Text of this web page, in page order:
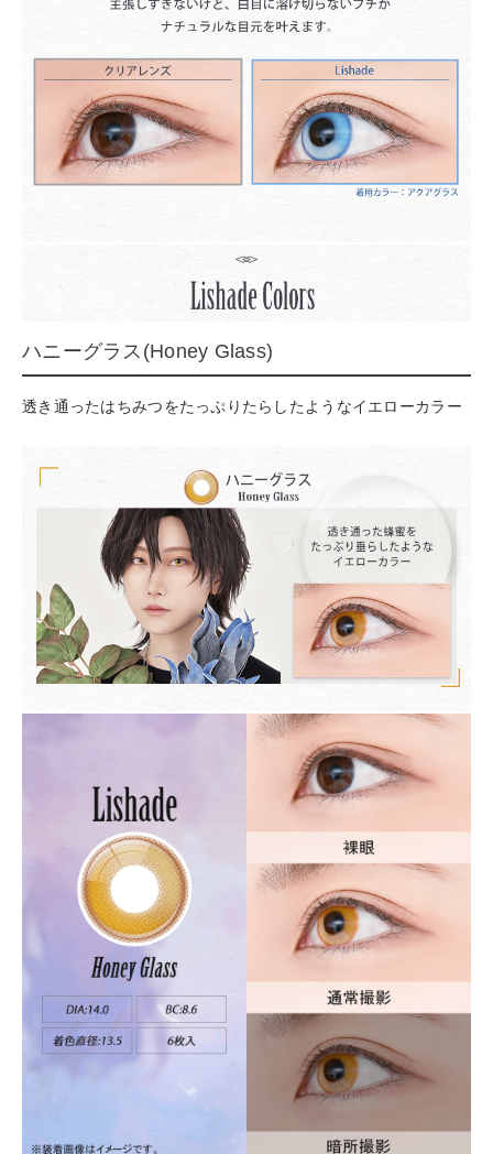
ハニーグラス(Honey Glass)
透き通ったはちみつをたっぷりたらしたようなイエローカラー